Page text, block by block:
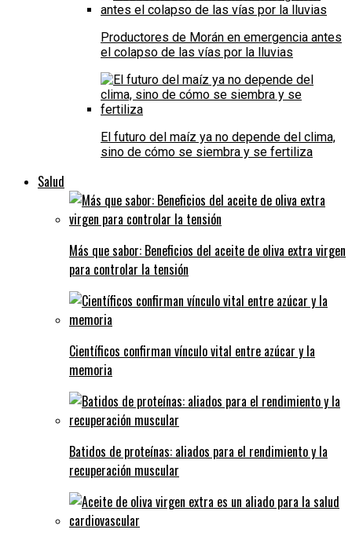
Productores de Morán en emergencia antes
el colapso de las vías por la lluvias
El futuro del maíz ya no depende del clima,
sino de cómo se siembra y se fertiliza
Salud
Más que sabor: Beneficios del aceite de oliva extra virgen
para controlar la tensión
Científicos confirman vínculo vital entre azúcar y la
memoria
Batidos de proteínas: aliados para el rendimiento y la
recuperación muscular